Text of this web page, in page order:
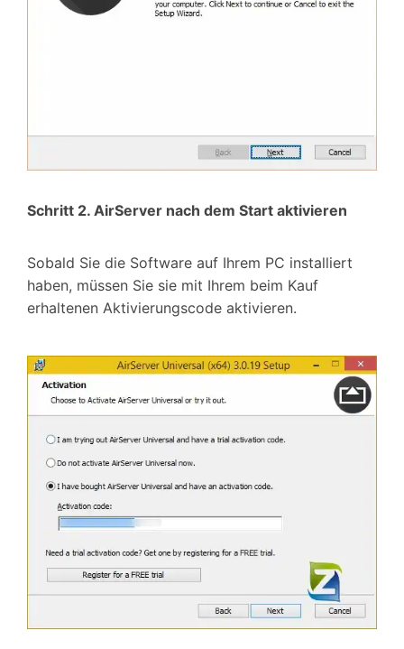
Schritt 2. AirServer nach dem Start aktivieren
Sobald Sie die Software auf Ihrem PC installiert
haben, müssen Sie sie mit Ihrem beim Kauf
erhaltenen Aktivierungscode aktivieren.